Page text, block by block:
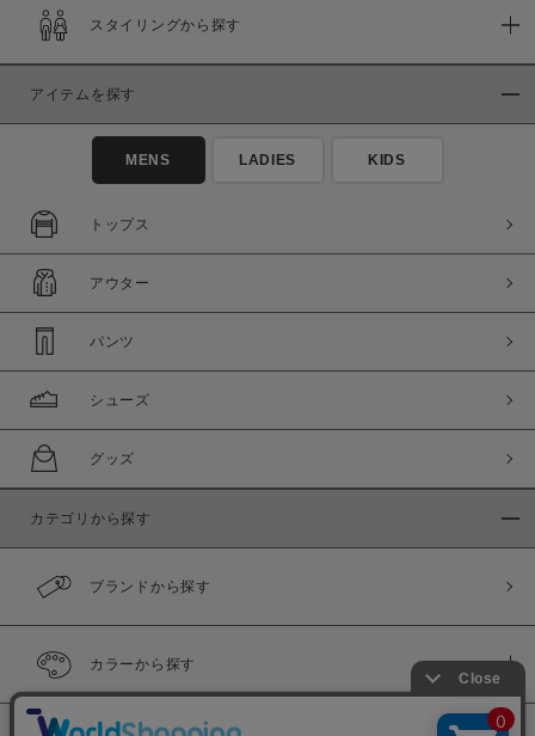
スタイリングから探す
アイテムを探す
MENS LADIES KIDS
トップス
アウター
パンツ
シューズ
グッズ
カテゴリから探す
ブランドから探す
カラーから探す